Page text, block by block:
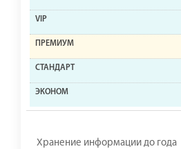
Хранение информации до года